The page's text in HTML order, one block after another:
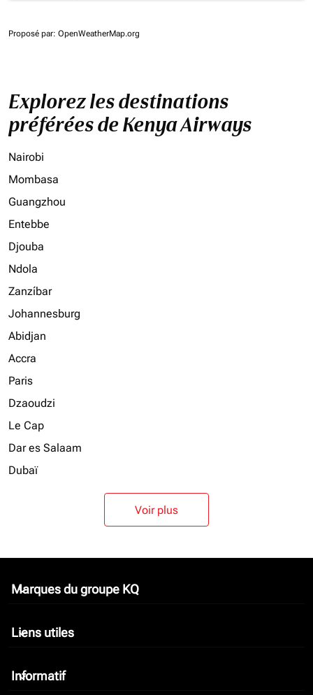
Proposé par: OpenWeatherMap.org
Explorez les destinations
préférées de Kenya Airways
Nairobi
Mombasa
Guangzhou
Entebbe
Djouba
Ndola
Zanzíbar
Johannesburg
Abidjan
Accra
Paris
Dzaoudzi
Le Cap
Dar es Salaam
Dubaï
Voir plus
Marques du groupe KQ
keyboard_arrow_down
Liens utiles
keyboard_arrow_down
Informatif
keyboard_arrow_down